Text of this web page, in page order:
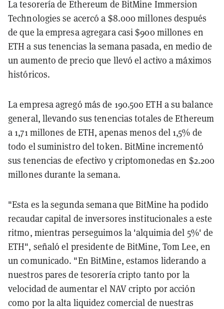
La tesorería de Ethereum de BitMine Immersion
Technologies se acercó a $8.000 millones después
de que la empresa agregara casi $900 millones en
ETH a sus tenencias la semana pasada, en medio de
un aumento de precio que llevó el activo a máximos
históricos.
La empresa agregó más de 190.500 ETH a su balance
general, llevando sus tenencias totales de Ethereum
a 1,71 millones de ETH, apenas menos del 1,5% de
todo el suministro del token. BitMine incrementó
sus tenencias de efectivo y criptomonedas en $2.200
millones durante la semana.
"Esta es la segunda semana que BitMine ha podido
recaudar capital de inversores institucionales a este
ritmo, mientras perseguimos la 'alquimia del 5%' de
ETH", señaló el presidente de BitMine, Tom Lee, en
un comunicado. "En BitMine, estamos liderando a
nuestros pares de tesorería cripto tanto por la
velocidad de aumentar el NAV cripto por acción
como por la alta liquidez comercial de nuestras